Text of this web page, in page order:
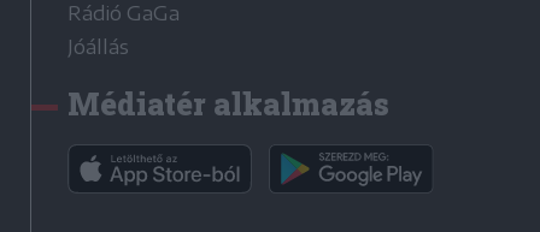
Rádió GaGa
Jóállás
Médiatér alkalmazás